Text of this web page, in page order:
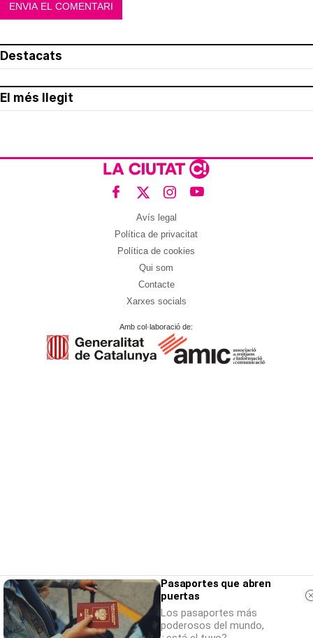
Destacats
El més llegit
Avís legal
Política de privacitat
Política de cookies
Qui som
Contacte
Xarxes socials
Amb col·laboració de:
Pasaportes que abren
puertas
Los pasaportes más
poderosos del mundo,